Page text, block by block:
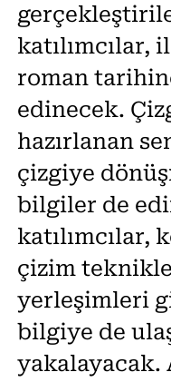
katılımcılar,
roman
edinecek.
hazırlanan
çizgiye
bilgiler de
katılımcılar,
çizim
yerleşimleri
bilgiye de
yakalayacak.